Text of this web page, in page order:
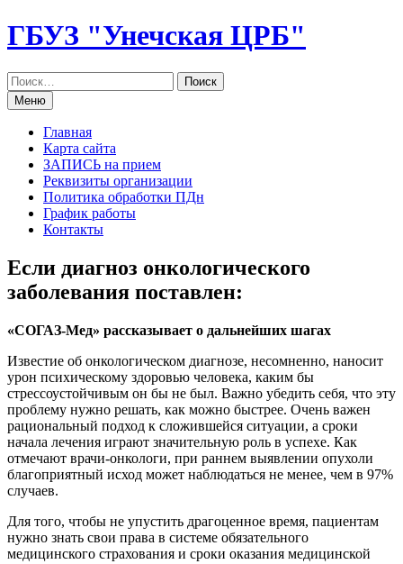
Перейти
к
ГБУЗ "Унечская ЦРБ"
Меню
Главная
Карта сайта
ЗАПИСЬ на прием
Реквизиты организации
Политика обработки ПДн
График работы
Контакты
Если диагноз онкологического
заболевания поставлен:
«СОГАЗ-Мед» рассказывает о дальнейших шагах
Известие об онкологическом диагнозе, несомненно, наносит
урон психическому здоровью человека, каким бы
стрессоустойчивым он бы не был. Важно убедить себя, что эту
проблему нужно решать, как можно быстрее. Очень важен
рациональный подход к сложившейся ситуации, а сроки
начала лечения играют значительную роль в успехе. Как
отмечают врачи-онкологи, при раннем выявлении опухоли
благоприятный исход может наблюдаться не менее, чем в 97%
случаев.
Для того, чтобы не упустить драгоценное время, пациентам
нужно знать свои права в системе обязательного
медицинского страхования и сроки оказания медицинской